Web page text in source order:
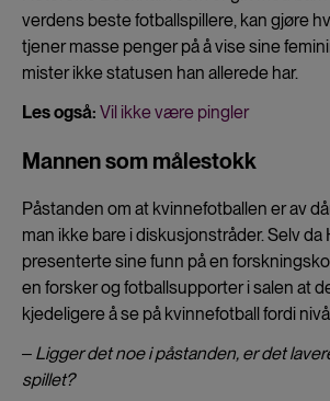
verdens beste fotballspillere, kan gjøre
tjener masse penger på å vise sine
mister ikke statusen han allerede har.
Les også: Vil ikke være pingler
Mannen som målestokk
Påstanden om at kvinnefotballen er av
man ikke bare i diskusjonstråder. Selv da
presenterte sine funn på en
en forsker og fotballsupporter i salen at
kjedeligere å se på kvinnefotball fordi
‒ Ligger det noe i påstanden, er det
spillet?